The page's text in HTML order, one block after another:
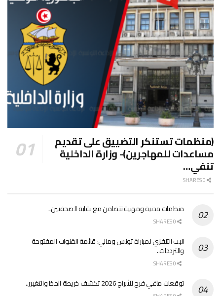
(منظمات تستنكر التضييق على تقديم
مساعدات للمهاجرين)- وزارة الداخلية
تنفي…
منظمات مدنية ومهنية تتضامن مع نقابة الصحفيين..
البث التلفزي لمباراة تونس ومالي: قائمة القنوات المفتوحة
والترددات..
توقعات ماغي فرح للأبراج 2026 تكشف خريطة الحظ والتغيير..